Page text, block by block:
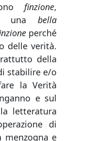
finzione,
una bella
perché
delle verità.
della
stabilire e/o
la Verità
e sul
letteratura
di
menzogna e